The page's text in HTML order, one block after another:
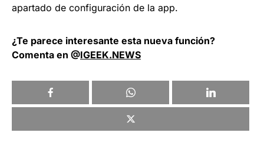
apartado de configuración de la app.
¿Te parece interesante esta nueva función?
Comenta en @IGEEK.NEWS